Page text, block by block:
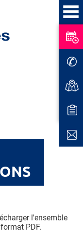
l'ensemble
PDF.